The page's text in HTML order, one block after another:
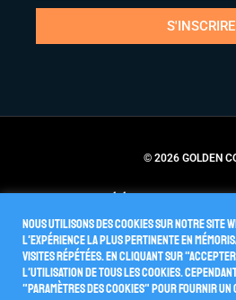
S'INSCRIRE
© 2026 GOLDEN
Nous utilisons des cookies sur notre site
l'expérience la plus pertinente en
visites répétées. En cliquant sur
l'utilisation de TOUS les cookies.
"Paramètres des cookies" pour fournir